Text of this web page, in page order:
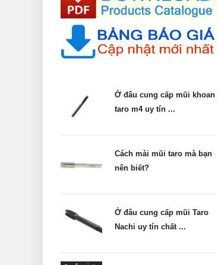
Ở đâu cung cấp mũi khoan
taro m4 uy tín ...
Cách mài mũi taro mà bạn
nên biết?
Ở đâu cung cấp mũi Taro
Nachi uy tín chất ...